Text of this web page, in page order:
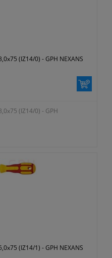
(IZ14/0) - GPH NEXANS
(IZ14/0) - GPH
(IZ14/1) - GPH NEXANS